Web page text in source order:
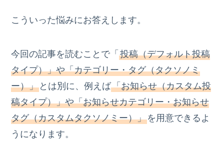
こういった悩みにお答えします。
今回の記事を読むことで「投稿（デフォルト投稿
タイプ）」や「カテゴリー・タグ（タクソノミ
ー）」 とは別に、例えば「お知らせ（カスタム投
稿タイプ）」や「お知らせカテゴリー・お知らせ
タグ（カスタムタクソノミー）」を用意できるよ
うになります。